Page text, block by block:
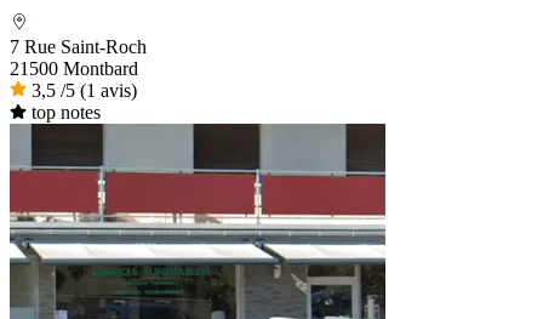
7 Rue Saint-Roch
21500 Montbard
3,5 /5 (1 avis)
top notes